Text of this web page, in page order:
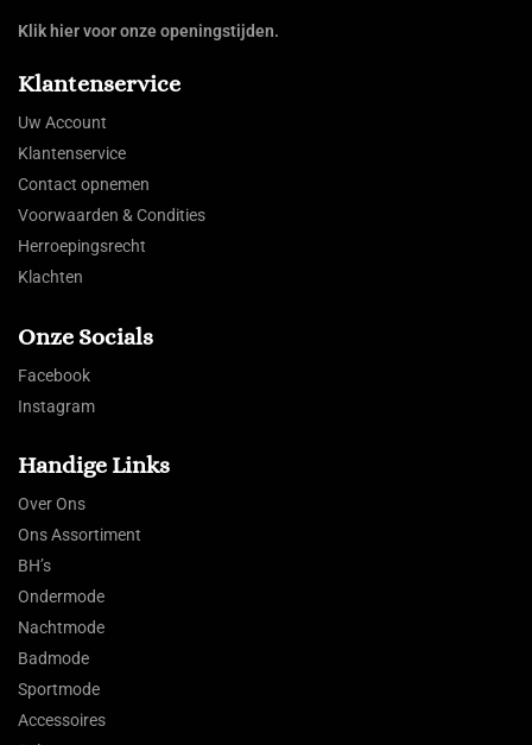
Klik hier voor onze openingstijden.
Klantenservice
Uw Account
Klantenservice
Contact opnemen
Voorwaarden & Condities
Herroepingsrecht
Klachten
Onze Socials
Facebook
Instagram
Handige Links
Over Ons
Ons Assortiment
BH’s
Ondermode
Nachtmode
Badmode
Sportmode
Accessoires